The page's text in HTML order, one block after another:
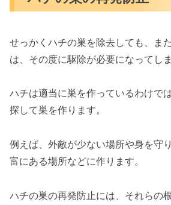
せっかくハチの巣を除去しても、ま
は、その度に駆除が必要になってしま
ハチは適当に巣を作っているわけで
探して巣を作ります。
例えば、外敵が少ない場所や身を守
富にある場所などに作ります。
ハチの巣の再発防止には、それらの